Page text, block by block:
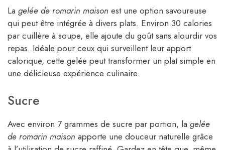
La gelée de romarin maison est une option savoureuse
qui peut être intégrée à divers plats. Environ 30 calories
par cuillère à soupe, elle ajoute du goût sans alourdir vos
repas. Idéale pour ceux qui surveillent leur apport
calorique, cette gelée peut transformer un plat simple en
une délicieuse expérience culinaire.
Sucre
Avec environ 7 grammes de sucre par portion, la gelée
de romarin maison apporte une douceur naturelle grâce